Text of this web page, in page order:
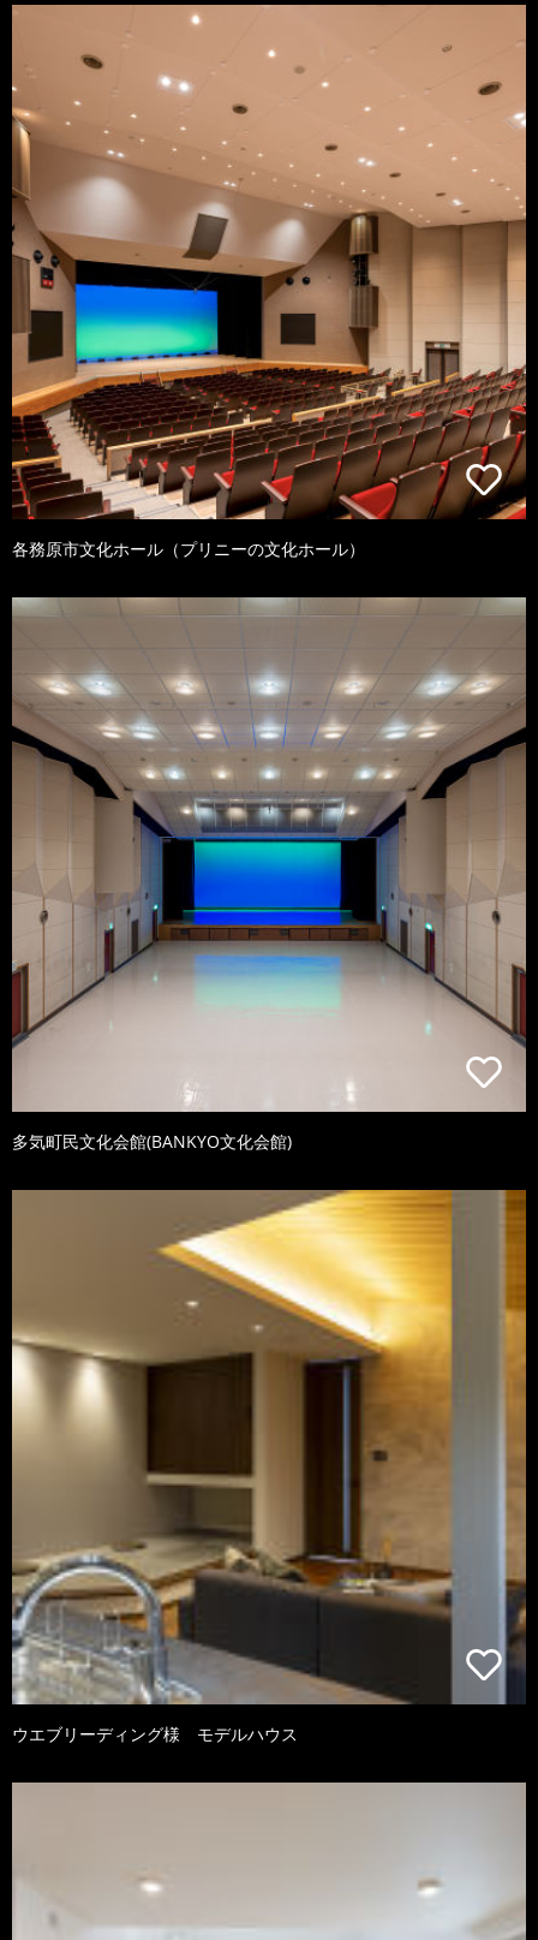
各務原市文化ホール（プリニーの文化ホール）
多気町民文化会館(BANKYO文化会館)
ウエブリーディング様 モデルハウス